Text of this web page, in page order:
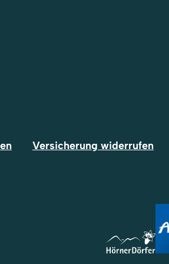
Versicherung widerrufen